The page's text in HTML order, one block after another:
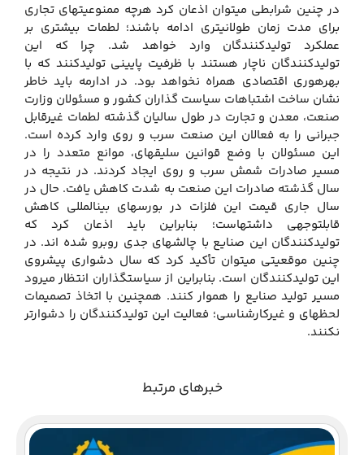
در چنین شرابطی می‏توان اذعان کرد هرچه ممنوعیت‏های تجاری
برای مدت زمان طولانی‏تری ادامه باشند؛ لطمات بیشتری بر
عملکرد تولیدکنندگان وارد خواهد شد. چرا که این
تولیدکنندگان ناچار هستند با ظرفیت پایینی تولیدکنند که با
بهره‏وری اقتصادی همراه نخواهد بود. در ادارمه باید خاطر
نشان ساخت اشتباهات سیاست گذاران کشور و مسئولان وزارت
صنعت، معدن و تجارت در طول سالیان گذشته لطمات غیرقابل
جبرانی را به فعالان این صنعت سرب و روی وارد کرده است.
این مسئولان با وضع قوانین سلیقه‏ای، موانع متعدد را در
مسیر صادرات شمش سرب و روی ایجاد کردند. در نتیجه در
سال گذشته صادرات این صنعت به شدت کاهش یافت. حال در
سال جاری قیمت این فلزات در بورس‏های بین‏المللی کاهش
قابل‏توجهی داشته‏است؛ بنابراین باید اذعان کرد که
تولیدکنندگان این صنایع با چالش‏های جدی روبرو شده اند. در
چنین موقعیتی می‏توان تأکید کرد که سال دشواری پیش‏روی
این تولیدکنندگان است. بنابراین از سیاست‏گذاران انتظار می‏رود
مسیر تولید صنایع را هموار کنند. همچنین با اتخاذ تصمیمات
لحظه‏ای و غیرکارشناسی؛ فعالیت این تولیدکنندگان را دشوارتر
نکنند.
خبرهای مرتبط